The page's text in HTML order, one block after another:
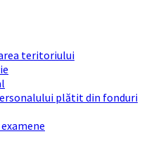
teritoriului
plătit din fonduri